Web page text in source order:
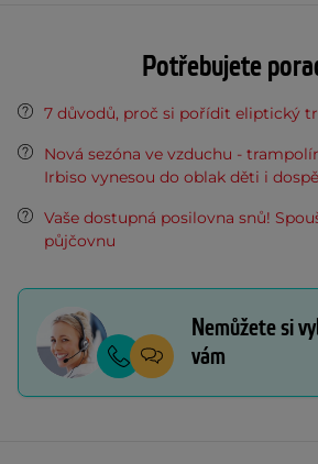
Potřebujete
7 důvodů, proč si pořídit eliptický
Nová sezóna ve vzduchu -
Irbiso vynesou do oblak děti i
Vaše dostupná posilovna snů!
půjčovnu
Nemůžete si
vám